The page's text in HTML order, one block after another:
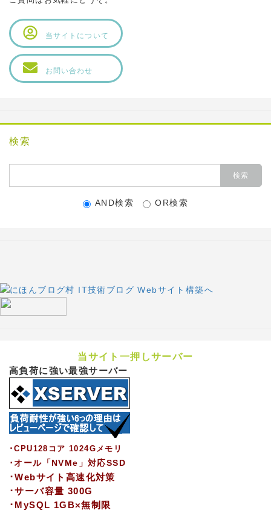
当サイトについて
お問い合わせ
検索
AND検索 OR検索
当サイト一押しサーバー
高負荷に強い最強サーバー
･CPU128コア 1024Gメモリ
･オール「NVMe」対応SSD
･Webサイト高速化対策
･サーバ容量 300G
･MySQL 1GB×無制限